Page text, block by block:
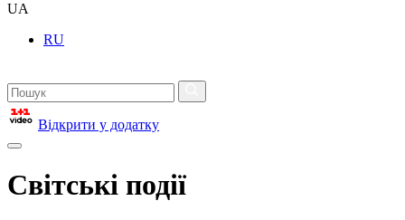
UA
RU
Відкрити у додатку
Світські події